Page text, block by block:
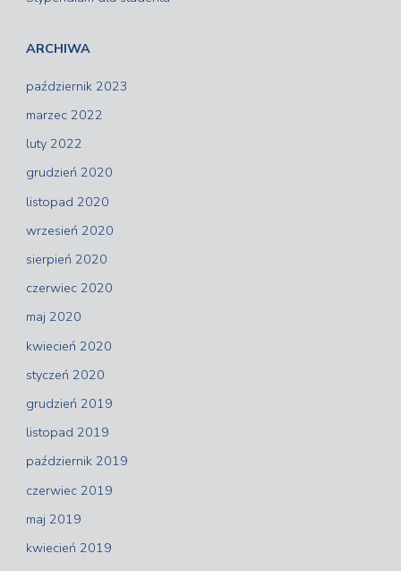
ARCHIWA
październik 2023
marzec 2022
luty 2022
grudzień 2020
listopad 2020
wrzesień 2020
sierpień 2020
czerwiec 2020
maj 2020
kwiecień 2020
styczeń 2020
grudzień 2019
listopad 2019
październik 2019
czerwiec 2019
maj 2019
kwiecień 2019